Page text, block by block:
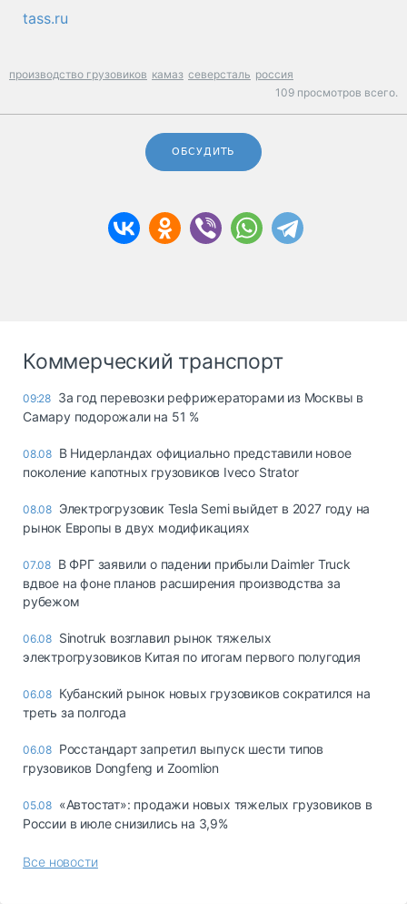
tass.ru
производство грузовиков камаз северсталь россия
109 просмотров всего.
ОБСУДИТЬ
Коммерческий транспорт
09:28 За год перевозки рефрижераторами из Москвы в
Самару подорожали на 51 %
08.08 В Нидерландах официально представили новое
поколение капотных грузовиков Iveco Strator
08.08 Электрогрузовик Tesla Semi выйдет в 2027 году на
рынок Европы в двух модификациях
07.08 В ФРГ заявили о падении прибыли Daimler Truck
вдвое на фоне планов расширения производства за
рубежом
06.08 Sinotruk возглавил рынок тяжелых
электрогрузовиков Китая по итогам первого полугодия
06.08 Кубанский рынок новых грузовиков сократился на
треть за полгода
06.08 Росстандарт запретил выпуск шести типов
грузовиков Dongfeng и Zoomlion
05.08 «Автостат»: продажи новых тяжелых грузовиков в
России в июле снизились на 3,9%
Все новости